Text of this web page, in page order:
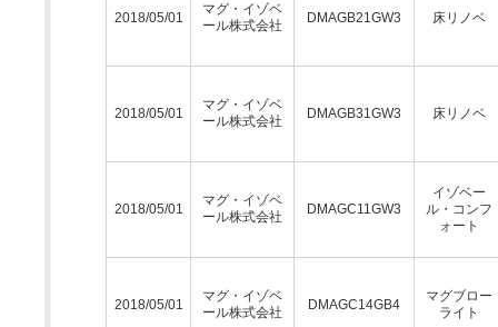
2018/05/01
マグ・イゾベ
ール株式会社
DMAGB21GW3 床リノベ
2018/05/01
マグ・イゾベ
ール株式会社
DMAGB31GW3 床リノベ
2018/05/01
マグ・イゾベ
ール株式会社
DMAGC11GW3
イゾベー
ル・コンフ
ォート
2018/05/01
マグ・イゾベ
ール株式会社
DMAGC14GB4
マグブロー
ライト